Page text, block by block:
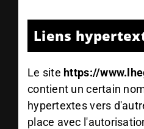
Liens
Le site https://
contient un certain
hypertextes vers
place avec